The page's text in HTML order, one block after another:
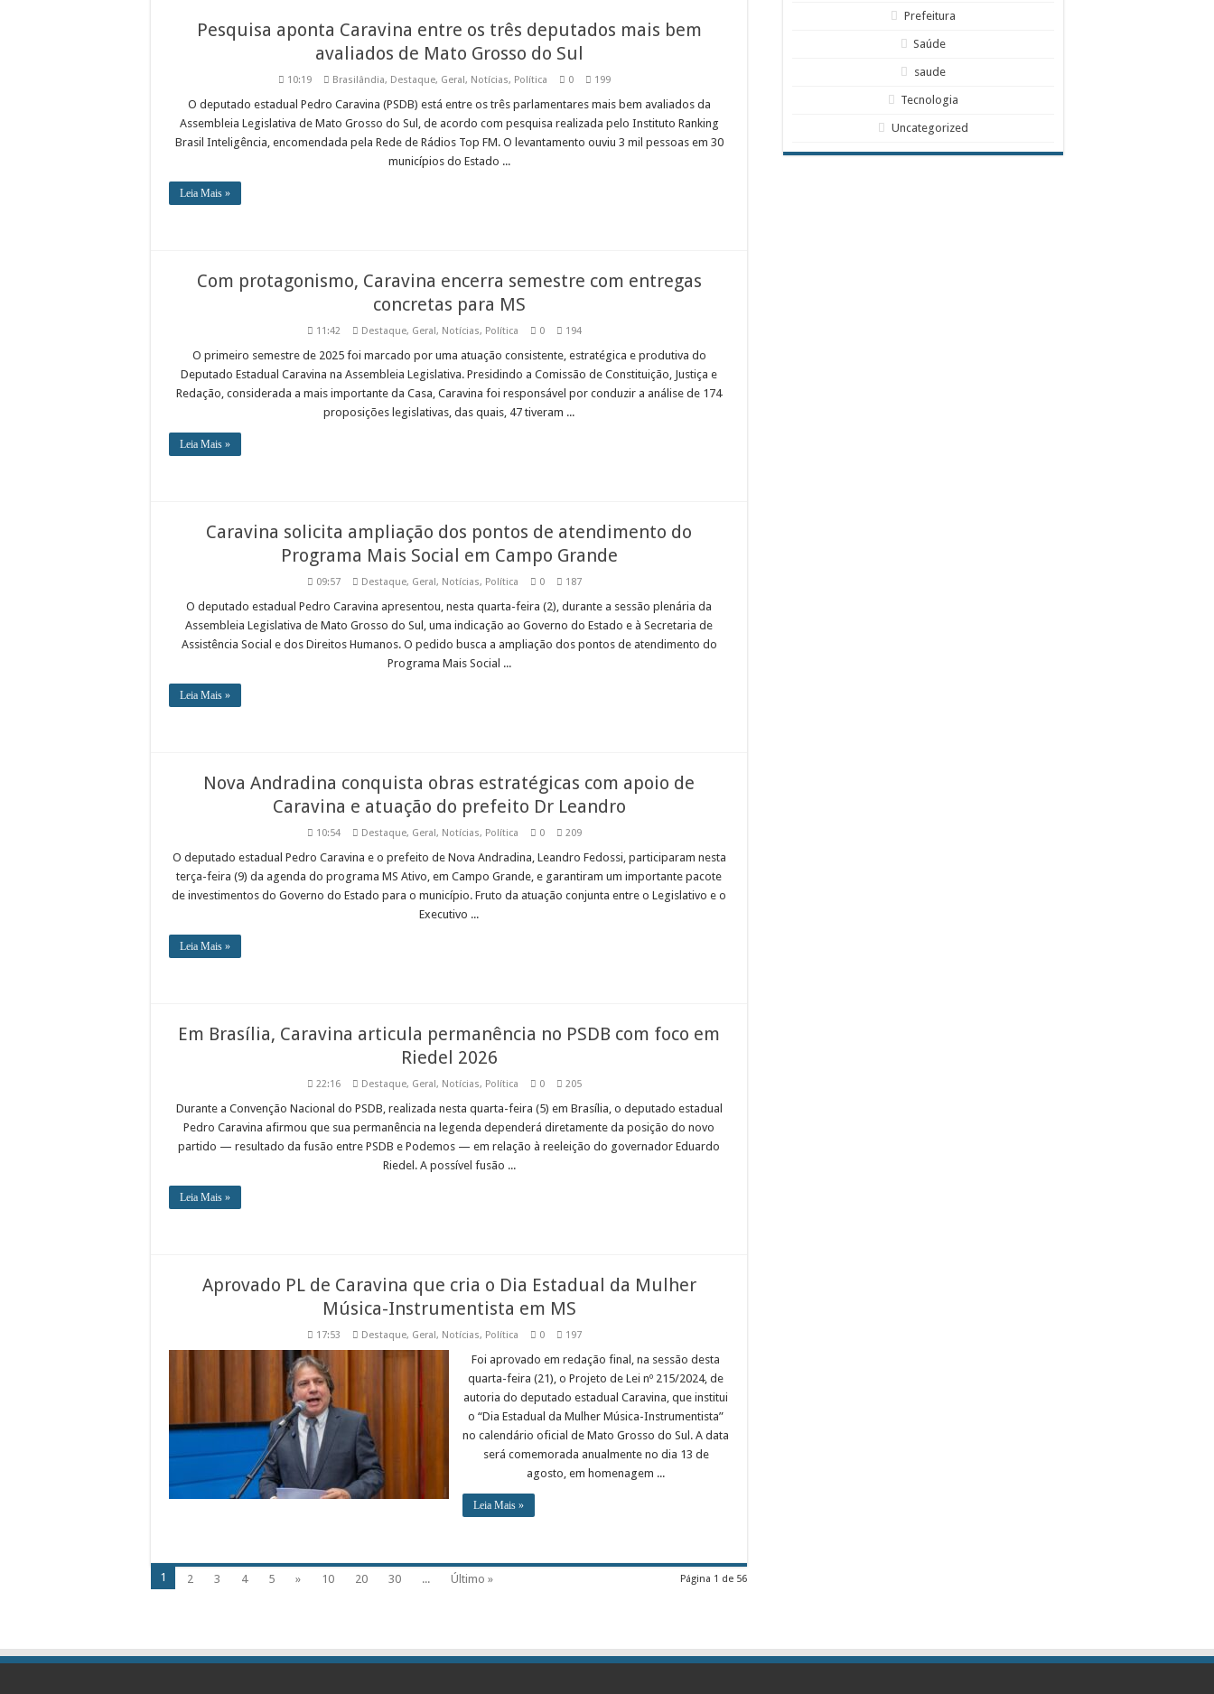
Pesquisa aponta Caravina entre os três deputados mais bem
avaliados de Mato Grosso do Sul
10:19 Brasilândia, Destaque, Geral, Notícias, Política 0 199
O deputado estadual Pedro Caravina (PSDB) está entre os três parlamentares mais bem avaliados da
Assembleia Legislativa de Mato Grosso do Sul, de acordo com pesquisa realizada pelo Instituto Ranking
Brasil Inteligência, encomendada pela Rede de Rádios Top FM. O levantamento ouviu 3 mil pessoas em 30
municípios do Estado ...
Leia Mais »
Com protagonismo, Caravina encerra semestre com entregas
concretas para MS
11:42 Destaque, Geral, Notícias, Política 0 194
O primeiro semestre de 2025 foi marcado por uma atuação consistente, estratégica e produtiva do
Deputado Estadual Caravina na Assembleia Legislativa. Presidindo a Comissão de Constituição, Justiça e
Redação, considerada a mais importante da Casa, Caravina foi responsável por conduzir a análise de 174
proposições legislativas, das quais, 47 tiveram ...
Leia Mais »
Caravina solicita ampliação dos pontos de atendimento do
Programa Mais Social em Campo Grande
09:57 Destaque, Geral, Notícias, Política 0 187
O deputado estadual Pedro Caravina apresentou, nesta quarta-feira (2), durante a sessão plenária da
Assembleia Legislativa de Mato Grosso do Sul, uma indicação ao Governo do Estado e à Secretaria de
Assistência Social e dos Direitos Humanos. O pedido busca a ampliação dos pontos de atendimento do
Programa Mais Social ...
Leia Mais »
Nova Andradina conquista obras estratégicas com apoio de
Caravina e atuação do prefeito Dr Leandro
10:54 Destaque, Geral, Notícias, Política 0 209
O deputado estadual Pedro Caravina e o prefeito de Nova Andradina, Leandro Fedossi, participaram nesta
terça-feira (9) da agenda do programa MS Ativo, em Campo Grande, e garantiram um importante pacote
de investimentos do Governo do Estado para o município. Fruto da atuação conjunta entre o Legislativo e o
Executivo ...
Leia Mais »
Em Brasília, Caravina articula permanência no PSDB com foco em
Riedel 2026
22:16 Destaque, Geral, Notícias, Política 0 205
Durante a Convenção Nacional do PSDB, realizada nesta quarta-feira (5) em Brasília, o deputado estadual
Pedro Caravina afirmou que sua permanência na legenda dependerá diretamente da posição do novo
partido — resultado da fusão entre PSDB e Podemos — em relação à reeleição do governador Eduardo
Riedel. A possível fusão ...
Leia Mais »
Aprovado PL de Caravina que cria o Dia Estadual da Mulher
Música-Instrumentista em MS
17:53 Destaque, Geral, Notícias, Política 0 197
Foi aprovado em redação final, na sessão desta
quarta-feira (21), o Projeto de Lei nº 215/2024, de
autoria do deputado estadual Caravina, que institui
o “Dia Estadual da Mulher Música-Instrumentista”
no calendário oficial de Mato Grosso do Sul. A data
será comemorada anualmente no dia 13 de
agosto, em homenagem ...
Leia Mais »
Página 1 de 56
1 2 3 4 5 » 10 20 30 ... Último »
Prefeitura
Saúde
saude
Tecnologia
Uncategorized